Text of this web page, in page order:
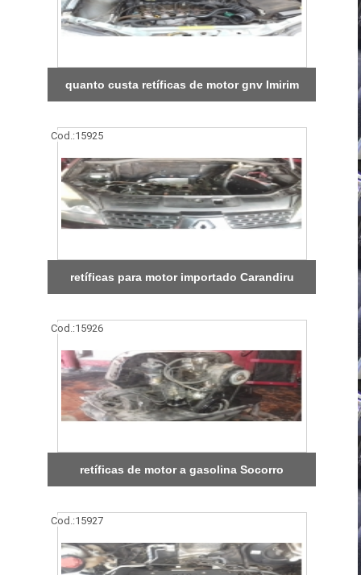
quanto custa retíficas de motor gnv Imirim
Cod.:15925
retíficas para motor importado Carandiru
Cod.:15926
retíficas de motor a gasolina Socorro
Cod.:15927